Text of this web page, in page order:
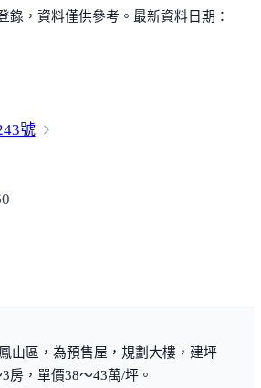
錄，資料僅供參考。最新資料日期：
號
山區，為預售屋，規劃大樓，建坪
房，單價38～43萬/坪。